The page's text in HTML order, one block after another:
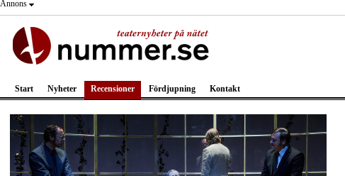
Annons
Start Nyheter Recensioner Fördjupning Kontakt